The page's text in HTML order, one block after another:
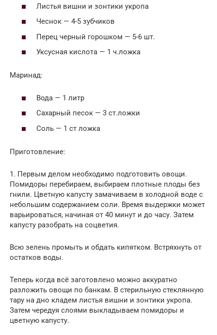
Листья вишни и зонтики укропа
Чеснок — 4-5 зубчиков
Перец черный горошком — 5-6 шт.
Уксусная кислота — 1 ч.ложка
Маринад:
Вода — 1 литр
Сахарный песок — 3 ст.ложки
Соль — 1 ст ложка
Приготовление:
1. Первым делом необходимо подготовить овощи.
Помидоры перебираем, выбираем плотные плоды без
гнили. Цветную капусту замачиваем в холодной воде с
небольшим содержанием соли. Время выдержки может
варьироваться, начиная от 40 минут и до часу. Затем
капусту разобрать на соцветия.
Всю зелень промыть и обдать кипятком. Встряхнуть от
остатков воды.
Теперь когда всё заготовлено можно аккуратно
разложить овощи по банкам. В стерильную стеклянную
тару на дно кладем листья вишни и зонтики укропа.
Затем чередуя слоями выкладываем помидоры и
цветную капусту.